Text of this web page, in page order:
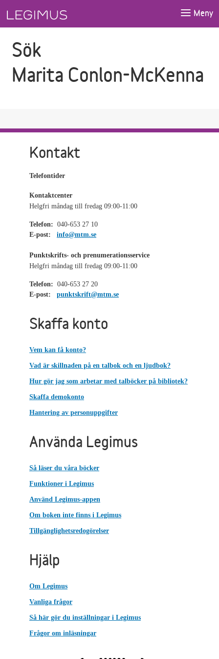
Meny
Sök
Marita Conlon-McKenna
Kontakt
Telefontider
Kontaktcenter
Helgfri måndag till fredag 09:00-11:00
Telefon: 040-653 27 10
E-post:
info@mtm.se
Punktskrifts- och prenumerationsservice
Helgfri måndag till fredag 09:00-11:00
Telefon: 040-653 27 20
E-post:
punktskrift@mtm.se
Skaffa konto
Vem kan få konto?
Vad är skillnaden på en talbok och en ljudbok?
Hur gör jag som arbetar med talböcker på bibliotek?
Skaffa demokonto
Hantering av personuppgifter
Använda Legimus
Så läser du våra böcker
Funktioner i Legimus
Använd Legimus-appen
Om boken inte finns i Legimus
Tillgänglighetsredogörelser
Hjälp
Om Legimus
Vanliga frågor
Så här gör du inställningar i Legimus
Frågor om inläsningar